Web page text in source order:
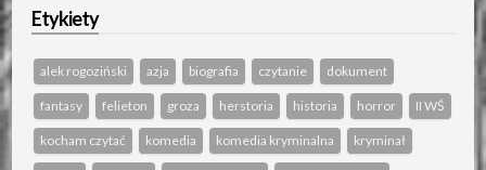
Etykiety
alek rogoziński azja biografia czytanie dokument
fantasy felieton groza herstoria historia horror II WŚ
kocham czytać komedia komedia kryminalna kryminał